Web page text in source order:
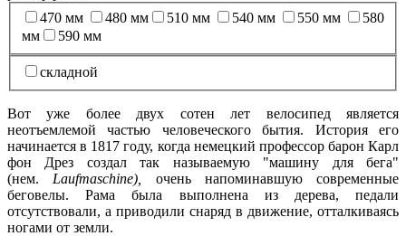
470 мм
480 мм 510 мм 540 мм 550 мм
580
мм
590 мм
складной
Вот уже более двух сотен лет велосипед является
неотъемлемой частью человеческого бытия. История его
начинается в 1817 году, когда немецкий профессор барон Карл
фон Дрез создал так называемую "машину для бега"
(нем. Laufmaschine),
очень напоминавшую современные
беговелы. Рама была выполнена из дерева, педали
отсутствовали, а приводили снаряд в движение, отталкиваясь
ногами от земли.